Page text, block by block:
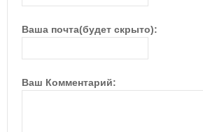
Ваша почта(будет скрыто):
Ваш Комментарий: